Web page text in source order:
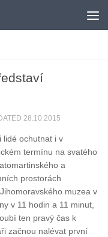
28.10.2015
lidé ochutnat i v
termínu na svatého
a
prostorách
muzea v
v 11 hodin a 11 minut,
ten pravý čas k
začnou nalévat první